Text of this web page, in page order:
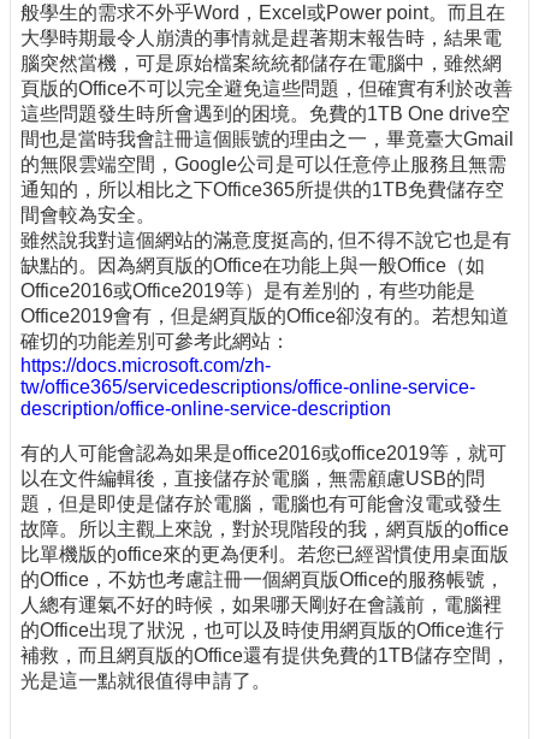
般學生的需求不外乎Word，Excel或Power point。而且在
大學時期最令人崩潰的事情就是趕著期末報告時，結果電
腦突然當機，可是原始檔案統統都儲存在電腦中，雖然網
頁版的Office不可以完全避免這些問題，但確實有利於改善
這些問題發生時所會遇到的困境。免費的1TB One drive空
間也是當時我會註冊這個賬號的理由之一，畢竟臺大Gmail
的無限雲端空間，Google公司是可以任意停止服務且無需
通知的，所以相比之下Office365所提供的1TB免費儲存空
間會較為安全。
雖然說我對這個網站的滿意度挺高的, 但不得不說它也是有
缺點的。因為網頁版的Office在功能上與一般Office（如
Office2016或Office2019等）是有差別的，有些功能是
Office2019會有，但是網頁版的Office卻沒有的。若想知道
確切的功能差別可參考此網站：
https://docs.microsoft.com/zh-
tw/office365/servicedescriptions/office-online-service-
description/office-online-service-description
有的人可能會認為如果是office2016或office2019等，就可
以在文件編輯後，直接儲存於電腦，無需顧慮USB的問
題，但是即使是儲存於電腦，電腦也有可能會沒電或發生
故障。所以主觀上來說，對於現階段的我，網頁版的office
比單機版的office來的更為便利。若您已經習慣使用桌面版
的Office，不妨也考慮註冊一個網頁版Office的服務帳號，
人總有運氣不好的時候，如果哪天剛好在會議前，電腦裡
的Office出現了狀況，也可以及時使用網頁版的Office進行
補救，而且網頁版的Office還有提供免費的1TB儲存空間，
光是這一點就很值得申請了。